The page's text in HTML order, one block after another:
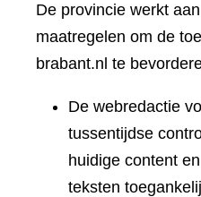
De provincie werkt
maatregelen om de
brabant.nl te
De webredactie
tussentijdse
huidige content
teksten